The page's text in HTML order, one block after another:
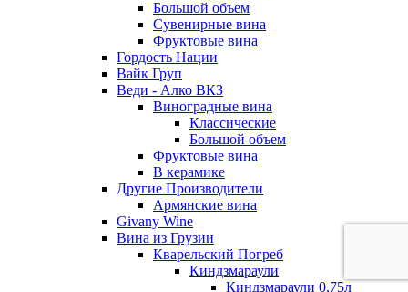
Большой объем
Сувенирные вина
Фруктовые вина
Гордость Нации
Вайк Груп
Веди - Алко ВКЗ
Виноградные вина
Классические
Большой объем
Фруктовые вина
В керамике
Другие Производители
Армянские вина
Givany Wine
Вина из Грузии
Кварельский Погреб
Киндзмараули
Киндзмараули 0,75л